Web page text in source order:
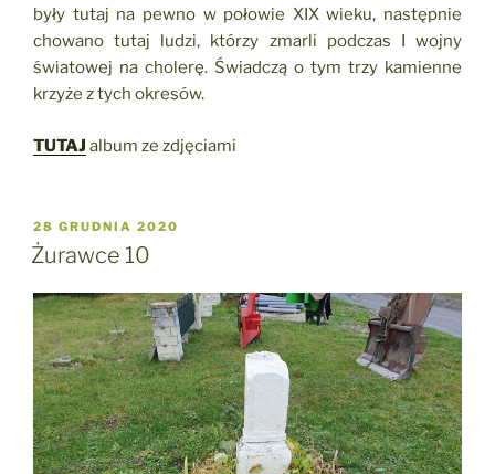
były tutaj na pewno w połowie XIX wieku, następnie
chowano tutaj ludzi, którzy zmarli podczas I wojny
światowej na cholerę. Świadczą o tym trzy kamienne
krzyże z tych okresów.
TUTAJ album ze zdjęciami
OPUBLIKOWANE
W
28 GRUDNIA 2020
Żurawce 10